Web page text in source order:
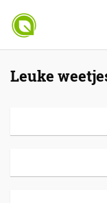
Leuke